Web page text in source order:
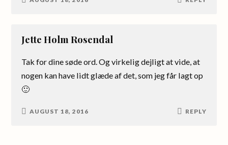
Jette Holm Rosendal
Tak for dine søde ord. Og virkelig dejligt at vide, at
nogen kan have lidt glæde af det, som jeg får lagt op
🙂
AUGUST 18, 2016 REPLY